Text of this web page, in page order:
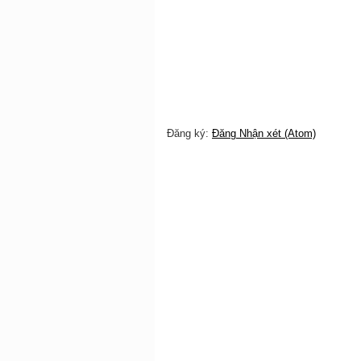
Đăng ký: Đăng Nhận xét (Atom)